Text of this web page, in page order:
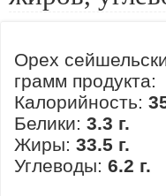
Орех
грамм продукта:
Калорийность:
Белики: 3.3 г.
Жиры: 33.5 г.
Углеводы: 6.2 г.